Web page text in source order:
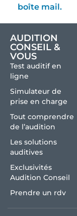
boîte mail.
AUDITION
CONSEIL &
VOUS
Test auditif en
ligne
Simulateur de
prise en charge
Tout comprendre
de l’audition
Les solutions
auditives
Exclusivités
Audition Conseil
Prendre un rdv